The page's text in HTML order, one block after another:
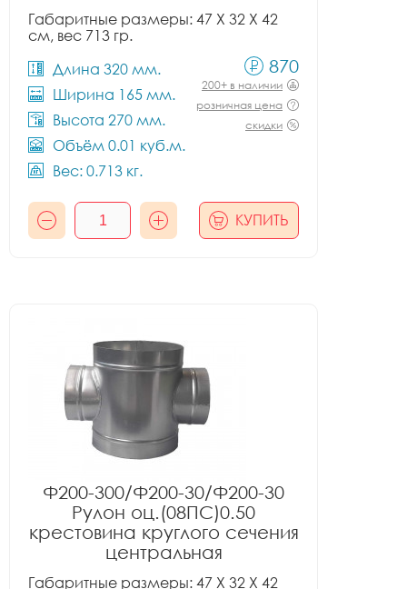
Габаритные размеры: 47 X 32 X 42
см, вес 713 гр.
Длина 320 мм.
Ширина 165 мм.
Высота 270 мм.
Объём 0.01 куб.м.
Вес: 0.713 кг.
870
200+ в наличии
розничная цена
скидки
КУПИТЬ
Ф200-300/Ф200-30/Ф200-30
Рулон оц.(08ПС)0.50
крестовина круглого сечения
центральная
Габаритные размеры: 47 X 32 X 42